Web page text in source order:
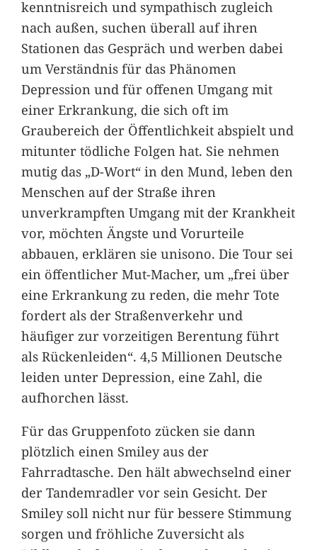
kenntnisreich und sympathisch zugleich
nach außen, suchen überall auf ihren
Stationen das Gespräch und werben dabei
um Verständnis für das Phänomen
Depression und für offenen Umgang mit
einer Erkrankung, die sich oft im
Graubereich der Öffentlichkeit abspielt und
mitunter tödliche Folgen hat. Sie nehmen
mutig das „D-Wort“ in den Mund, leben den
Menschen auf der Straße ihren
unverkrampften Umgang mit der Krankheit
vor, möchten Ängste und Vorurteile
abbauen, erklären sie unisono. Die Tour sei
ein öffentlicher Mut-Macher, um „frei über
eine Erkrankung zu reden, die mehr Tote
fordert als der Straßenverkehr und
häufiger zur vorzeitigen Berentung führt
als Rückenleiden“. 4,5 Millionen Deutsche
leiden unter Depression, eine Zahl, die
aufhorchen lässt.
Für das Gruppenfoto zücken sie dann
plötzlich einen Smiley aus der
Fahrradtasche. Den hält abwechselnd einer
der Tandemradler vor sein Gesicht. Der
Smiley soll nicht nur für bessere Stimmung
sorgen und fröhliche Zuversicht als